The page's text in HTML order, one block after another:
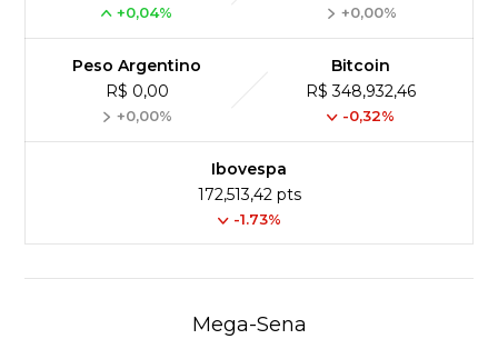
+0,04% +0,00%
Peso Argentino
R$ 0,00
+0,00%
Bitcoin
R$ 348,932,46
-0,32%
Ibovespa
172,513,42 pts
-1.73%
Mega-Sena